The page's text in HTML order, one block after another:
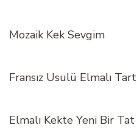
Mozaik Kek Sevgim
Fransız Usulü Elmalı Tart
Elmalı Kekte Yeni Bir Tat